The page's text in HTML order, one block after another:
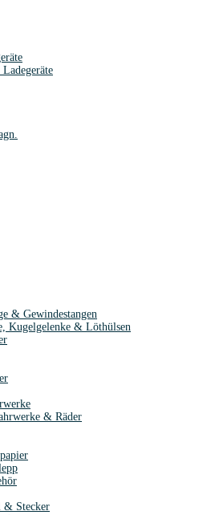
& Gewindestangen
Kugelgelenke & Löthülsen
& Räder
& Stecker